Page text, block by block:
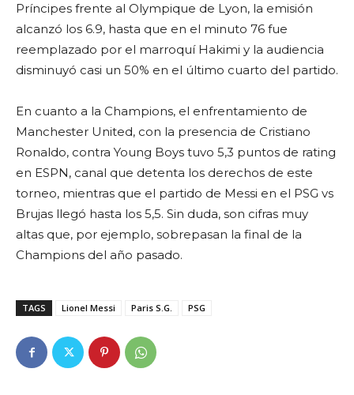
Príncipes frente al Olympique de Lyon, la emisión
alcanzó los 6.9, hasta que en el minuto 76 fue
reemplazado por el marroquí Hakimi y la audiencia
disminuyó casi un 50% en el último cuarto del partido.
En cuanto a la Champions, el enfrentamiento de
Manchester United, con la presencia de Cristiano
Ronaldo, contra Young Boys tuvo 5,3 puntos de rating
en ESPN, canal que detenta los derechos de este
torneo, mientras que el partido de Messi en el PSG vs
Brujas llegó hasta los 5,5. Sin duda, son cifras muy
altas que, por ejemplo, sobrepasan la final de la
Champions del año pasado.
TAGS Lionel Messi Paris S.G. PSG